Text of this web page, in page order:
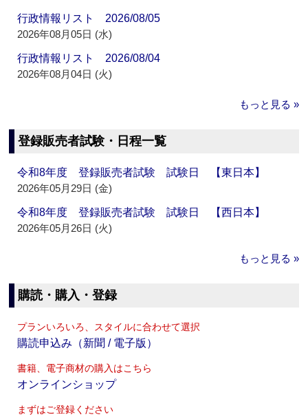
行政情報リスト 2026/08/05
2026年08月05日 (水)
行政情報リスト 2026/08/04
2026年08月04日 (火)
もっと見る »
登録販売者試験・日程一覧
令和8年度 登録販売者試験 試験日 【東日本】
2026年05月29日 (金)
令和8年度 登録販売者試験 試験日 【西日本】
2026年05月26日 (火)
もっと見る »
購読・購入・登録
プランいろいろ、スタイルに合わせて選択
購読申込み（新聞 / 電子版）
書籍、電子商材の購入はこちら
オンラインショップ
まずはご登録ください